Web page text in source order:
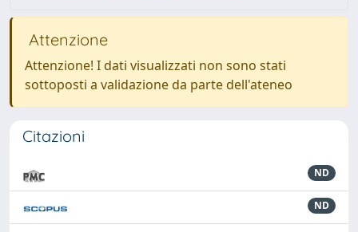
Attenzione
Attenzione! I dati visualizzati non sono stati
sottoposti a validazione da parte dell'ateneo
Citazioni
ND
ND